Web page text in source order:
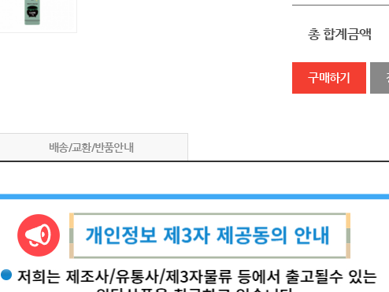
총 합계금액
구매하기
배송/교환/반품안내